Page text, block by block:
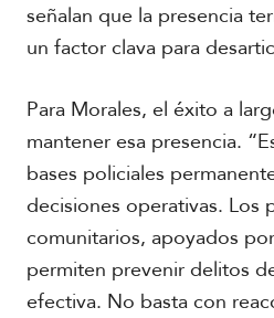
señalan que la presencia
un factor clava para
Para Morales, el éxito a
mantener esa presencia.
bases policiales
decisiones operativas. Los
comunitarios, apoyados
permiten prevenir delitos
efectiva. No basta con